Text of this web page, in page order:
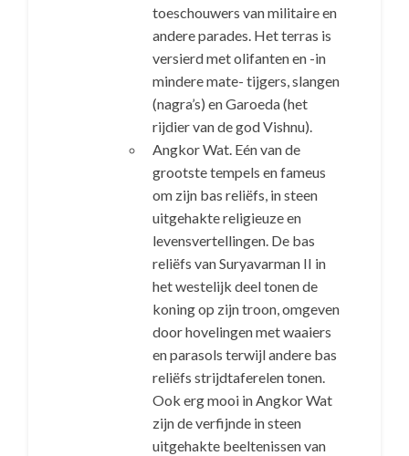
toeschouwers van militaire en
andere parades. Het terras is
versierd met olifanten en -in
mindere mate- tijgers, slangen
(nagra’s) en Garoeda (het
rijdier van de god Vishnu).
Angkor Wat. Eén van de
grootste tempels en fameus
om zijn bas reliëfs, in steen
uitgehakte religieuze en
levensvertellingen. De bas
reliëfs van Suryavarman II in
het westelijk deel tonen de
koning op zijn troon, omgeven
door hovelingen met waaiers
en parasols terwijl andere bas
reliëfs strijdtaferelen tonen.
Ook erg mooi in Angkor Wat
zijn de verfijnde in steen
uitgehakte beeltenissen van